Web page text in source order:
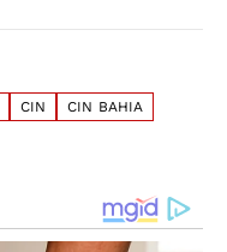
CIN
CIN BAHIA